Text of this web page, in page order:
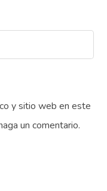
y sitio web en este
un comentario.